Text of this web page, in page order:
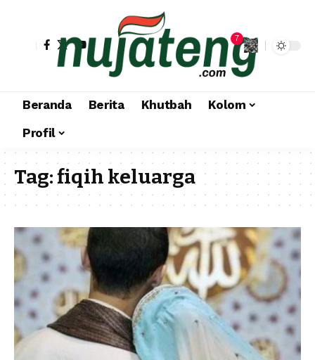
7
Beranda Berita Khutbah
Kolom
Profil
Tag:fiqih keluarga